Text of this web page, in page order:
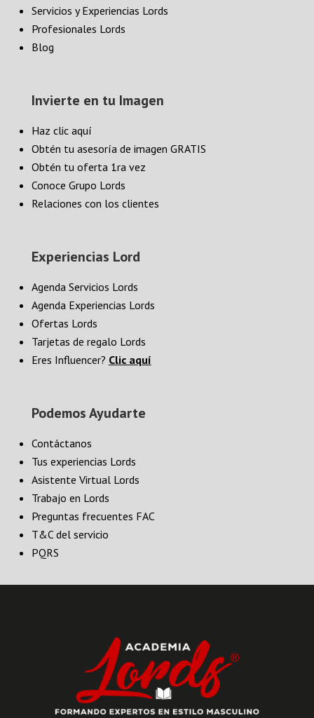
Servicios y Experiencias Lords
Profesionales Lords
Blog
Invierte en tu Imagen
Haz clic aquí
Obtén tu asesoría de imagen GRATIS
Obtén tu oferta 1ra vez
Conoce Grupo Lords
Relaciones con los clientes
Experiencias Lord
Agenda Servicios Lords
Agenda Experiencias Lords
Ofertas Lords
Tarjetas de regalo Lords
Eres Influencer? Clic aquí
Podemos Ayudarte
Contáctanos
Tus experiencias Lords
Asistente Virtual Lords
Trabajo en Lords
Preguntas frecuentes FAC
T&C del servicio
PQRS